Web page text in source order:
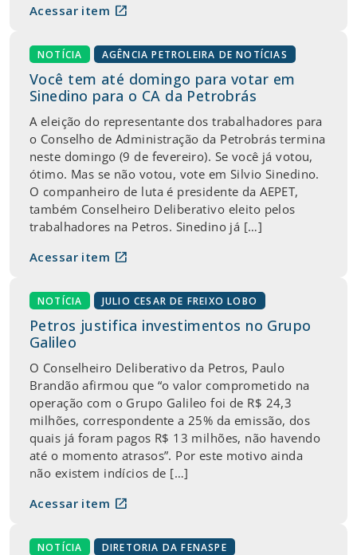
Acessar item open_in_new
NOTÍCIA AGÊNCIA PETROLEIRA DE NOTÍCIAS
Você tem até domingo para votar em
Sinedino para o CA da Petrobrás
A eleição do representante dos trabalhadores para
o Conselho de Administração da Petrobrás termina
neste domingo (9 de fevereiro). Se você já votou,
ótimo. Mas se não votou, vote em Silvio Sinedino.
O companheiro de luta é presidente da AEPET,
também Conselheiro Deliberativo eleito pelos
trabalhadores na Petros. Sinedino já […]
Acessar item open_in_new
NOTÍCIA JULIO CESAR DE FREIXO LOBO
Petros justifica investimentos no Grupo
Galileo
O Conselheiro Deliberativo da Petros, Paulo
Brandão afirmou que “o valor comprometido na
operação com o Grupo Galileo foi de R$ 24,3
milhões, correspondente a 25% da emissão, dos
quais já foram pagos R$ 13 milhões, não havendo
até o momento atrasos”. Por este motivo ainda
não existem indícios de […]
Acessar item open_in_new
NOTÍCIA DIRETORIA DA FENASPE